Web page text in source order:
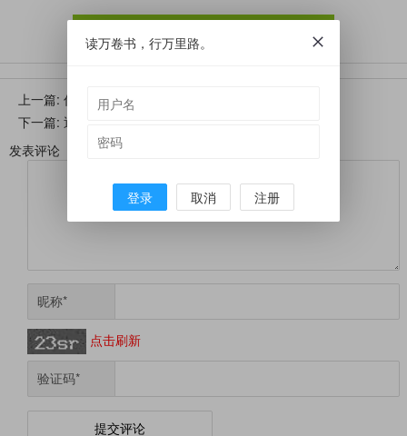
上一篇: 你有哪些值得分享的好句？
下一篇: 返回列表
发表评论
昵称*
点击刷新
验证码*
读万卷书，行万里路。
登录 取消 注册